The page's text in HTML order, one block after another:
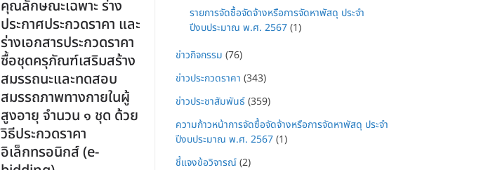
คุณลักษณะเฉพาะ ร่าง
ประกาศประกวดราคา และ
ร่างเอกสารประกวดราคา
ซื้อชุดครุภัณฑ์เสริมสร้าง
สมรรถนะและทดสอบ
สมรรถภาพทางกายในผู้
สูงอายุ จำนวน ๑ ชุด ด้วย
วิธีประกวดราคา
อิเล็กทรอนิกส์ (e-
รายการจัดซื้อจัดจ้างหรือการจัดหาพัสดุ ประจำ
ปีงบประมาณ พ.ศ. 2567(1)
ข่าวกิจกรรม (76)
ข่าวประกวดราคา (343)
ข่าวประชาสัมพันธ์(359)
ความก้าวหน้าการจัดซื้อจัดจ้างหรือการจัดหาพัสดุ ประจำ
ปีงบประมาณ พ.ศ. 2567(1)
ชี้แจงข้อวิจารณ์(2)